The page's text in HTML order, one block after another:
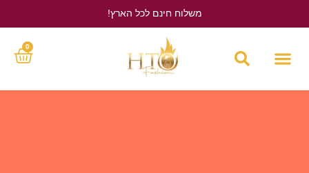
משלוח חינם לכל הארץ!
0